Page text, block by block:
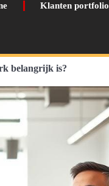
Klanten portfolio
belangrijk is?